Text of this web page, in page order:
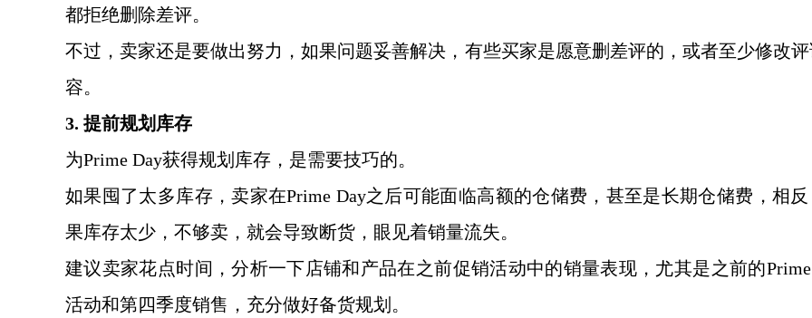
都拒绝删除差评。
不过，卖家还是要做出努力，如果问题妥善解决，有些买家是愿意删差评的，或者至少修改
容。
3. 提前规划库存
为Prime Day获得规划库存，是需要技巧的。
如果囤了太多库存，卖家在Prime Day之后可能面临高额的仓储费，甚至是长期仓储费，相
果库存太少，不够卖，就会导致断货，眼见着销量流失。
建议卖家花点时间，分析一下店铺和产品在之前促销活动中的销量表现，尤其是之前的
活动和第四季度销售，充分做好备货规划。